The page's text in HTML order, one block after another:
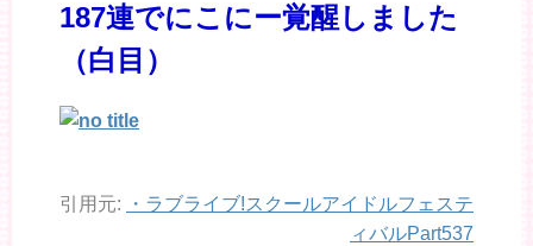
187連でにこにー覚醒しました
（白目）
引用元: ・ ラブライブ!スクールアイドルフェステ
ィバルPart537